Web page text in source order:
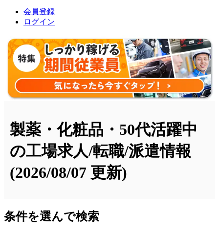
会員登録
ログイン
製薬・化粧品・50代活躍中
の工場求人/転職/派遣情報
(2026/08/07 更新)
条件を選んで検索